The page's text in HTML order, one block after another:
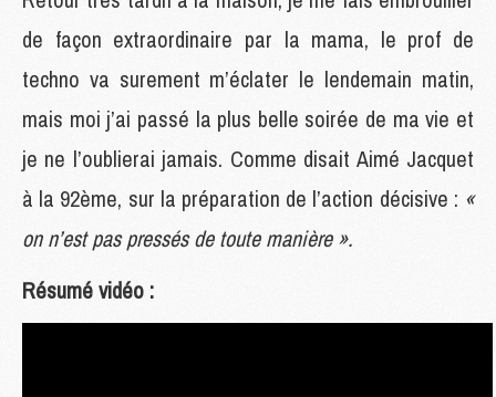
de façon extraordinaire par la mama, le prof de
techno va surement m’éclater le lendemain matin,
mais moi j’ai passé la plus belle soirée de ma vie et
je ne l’oublierai jamais. Comme disait Aimé Jacquet
à la 92ème, sur la préparation de l’action décisive : «
on n’est pas pressés de toute manière ».
Résumé vidéo :